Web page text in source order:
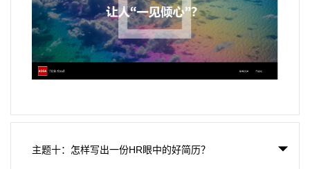
主题十：怎样写出一份HR眼中的好简历？